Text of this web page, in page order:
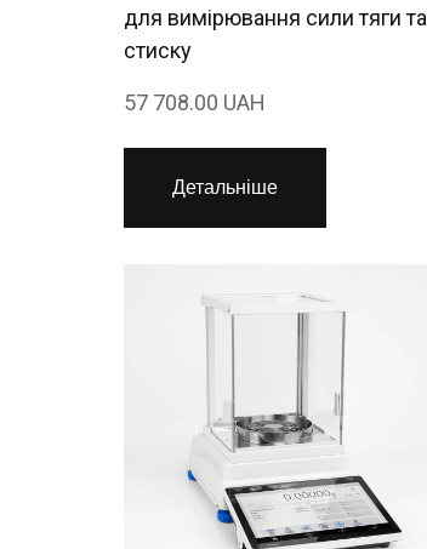
для вимірювання сили тяги та
стиску
57 708.00 UAH
Детальніше